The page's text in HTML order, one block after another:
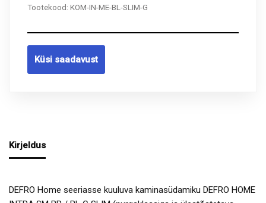
Tootekood: KOM-IN-ME-BL-SLIM-G
Küsi saadavust
Kirjeldus
DEFRO Home seeriasse kuuluva kaminasüdamiku DEFRO HOME